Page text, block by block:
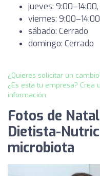
jueves:
viernes:
sábado: Cerrado
domingo: Cerrado
¿Quieres solicitar un
¿Es esta tu empresa? Crea
información
Fotos de
Dietista-
microbiota